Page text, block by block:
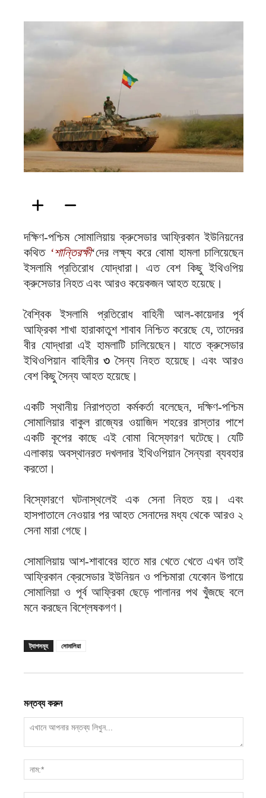
দক্ষিণ-পশ্চিম সোমালিয়ায় ক্রুসেডার আফ্রিকান ইউনিয়নের
কথিত ‘শান্তিরক্ষী‘দের লক্ষ্য করে বোমা হামলা চালিয়েছেন
ইসলামি প্রতিরোধ যোদ্ধারা। এত বেশ কিছু ইথিওপিয়
ক্রুসেডার নিহত এবং আরও কয়েকজন আহত হয়েছে।
বৈশ্বিক ইসলামি প্রতিরোধ বাহিনী আল-কায়েদার পূর্ব
আফ্রিকা শাখা হারাকাতুশ শাবাব নিশ্চিত করেছে যে, তাদেরর
বীর যোদ্ধারা এই হামলাটি চালিয়েছেন। যাতে ক্রুসেডার
ইথিওপিয়ান বাহিনীর৩ সৈন্য নিহত হয়েছে। এবং আরও
বেশ কিছু সৈন্য আহত হয়েছে।
একটি স্থানীয় নিরাপত্তা কর্মকর্তা বলেছেন, দক্ষিণ-পশ্চিম
সোমালিয়ার বাকুল রাজ্যের ওয়াজিদ শহরের রাস্তার পাশে
একটি কূপের কাছে এই বোমা বিস্ফোরণ ঘটেছে। যেটি
এলাকায় অবস্থানরত দখলদার ইথিওপিয়ান সৈন্যরা ব্যবহার
করতো।
বিস্ফোরণে ঘটনাস্থলেই এক সেনা নিহত হয়। এবং
হাসপাতালে নেওয়ার পর আহত সেনাদের মধ্য থেকে আরও ২
সেনা মারা গেছে।
সোমালিয়ায় আশ-শাবাবের হাতে মার খেতে খেতে এখন তাই
আফ্রিকান ক্রেসেডার ইউনিয়ন ও পশ্চিমারা যেকোন উপায়ে
সোমালিয়া ও পূর্ব আফ্রিকা ছেড়ে পালানর পথ খুঁজছে বলে
মনে করছেন বিশ্লেষকগণ।
ট্যাগসমূহ সোমালিয়া
মন্তব্য করুন